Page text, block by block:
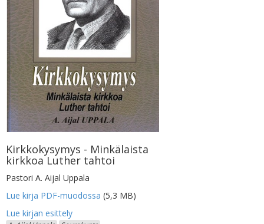
Kirkkokysymys - Minkälaista
kirkkoa Luther tahtoi
Pastori A. Aijal Uppala
Lue kirja PDF-muodossa (5,3 MB)